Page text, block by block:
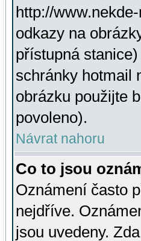
http://
odkazy na
přístupná
schránky hotmail
obrázku použijte
povoleno).
Návrat nahoru
Co to jsou
Oznámení často
nejdříve.
jsou uvedeny.